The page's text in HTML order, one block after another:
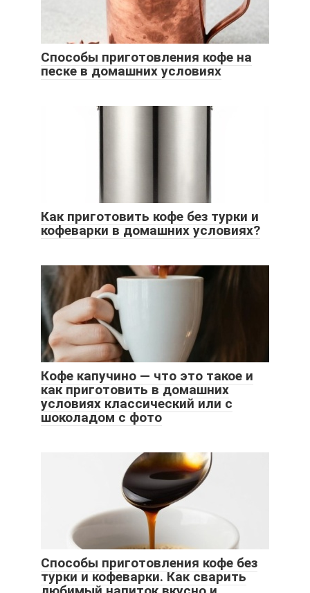
Способы приготовления кофе на
песке в домашних условиях
Как приготовить кофе без турки и
кофеварки в домашних условиях?
Кофе капучино — что это такое и
как приготовить в домашних
условиях классический или с
шоколадом с фото
Способы приготовления кофе без
турки и кофеварки. Как сварить